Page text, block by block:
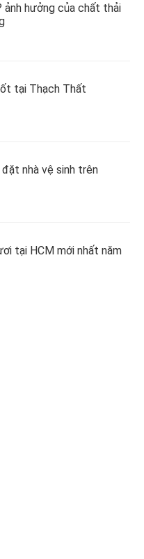
ảnh hưởng của chất thải
tại Thạch Thất
nhà vệ sinh trên
tại HCM mới nhất năm